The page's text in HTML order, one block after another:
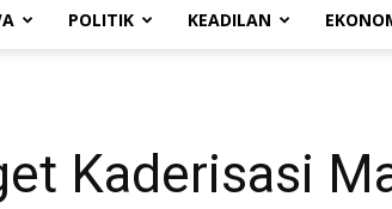
POLITIK KEADILAN
Kaderisasi